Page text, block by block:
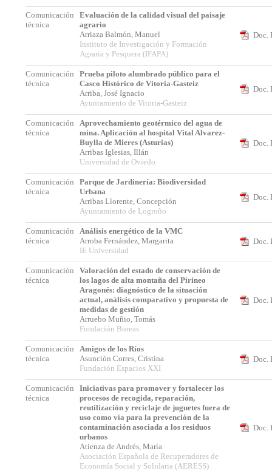
Comunicación
técnica
Evaluación de la calidad visual del paisaje
agrario
Arriaza Balmón, Manuel
Instituto de Investigación y Formación
Agraria y Pesquera (IFAPA)
Doc.
Comunicación
técnica
Prueba piloto alumbrado público para el
Casco Histórico de Vitoria-Gasteiz
Arriba, José Ignacio
Ayuntamiento de Vitoria-Gasteiz
Doc.
Comunicación
técnica
Aprovechamiento geotérmico del agua de
mina. Aplicación al hospital Vital Alvarez-
Buylla de Mieres (Asturias)
Arribas Iglesias, Illán
Universidad de Oviedo
Doc.
Comunicación
técnica
Parque de Jardinería: Biodiversidad
Urbana
Arribas Llorente, Concepción
Ayuntamiento de Logroño
Doc.
Comunicación
técnica
Análisis energético de la VMC
Arroba Fernández, Margarita
IE Universidad
Doc.
Comunicación
técnica
Valoración del estado de conservación de
los lagos de alta montaña del Pirineo
Aragonés: diagnóstico de la situación
actual, análisis comparativo y propuesta de
medidas de gestión
Arruebo Muñio, Tomás
Fundación Boreas
Doc.
Comunicación
técnica
Amigos de los Ríos
Asunción Corres, Cristina
Fundación Espacios XXI
Doc.
Comunicación
técnica
Iniciativas para promover y fortalecer los
procesos de recogida, reparación,
reutilización y reciclaje de juguetes fuera de
uso como vía para la prevención de la
contaminación asociada a los residuos
urbanos
Atienza de Andrés, María
Asociación Española de Recuperadores de
Economía Social y Solidaria (AERESS)
Doc.